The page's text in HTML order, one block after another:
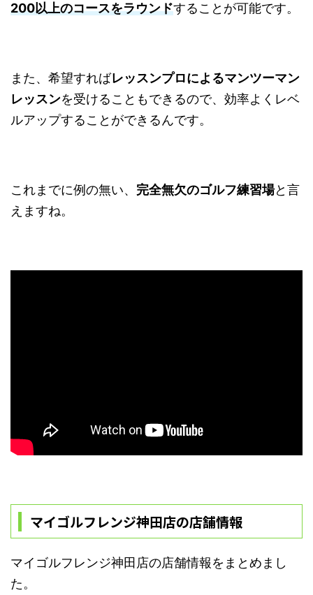
200以上のコースをラウンドすることが可能です。
また、希望すればレッスンプロによるマンツーマン
レッスンを受けることもできるので、効率よくレベ
ルアップすることができるんです。
これまでに例の無い、 完全無欠のゴルフ練習場と言
えますね。
マイゴルフレンジ神田店の店舗情報
マイゴルフレンジ神田店の店舗情報をまとめまし
た。